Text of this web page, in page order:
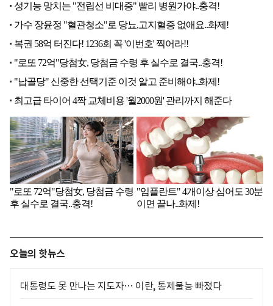
오늘의 핫뉴스
대통령도 못 만나는 지도자… 이란, 통제불능 빠졌다